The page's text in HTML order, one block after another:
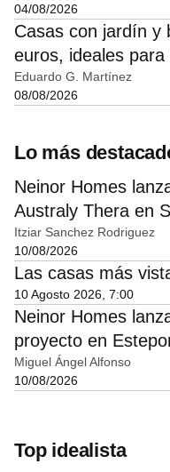
04/08/2026
Casas con jardín y
euros, ideales
Eduardo G. Martínez
08/08/2026
Lo más
Neinor Homes
Australy Thera en
Itziar Sanchez Rodriguez
10/08/2026
Las casas más
10 Agosto 2026, 7:00
Neinor Homes
proyecto en
Miguel Ángel Alfonso
10/08/2026
Top idealista